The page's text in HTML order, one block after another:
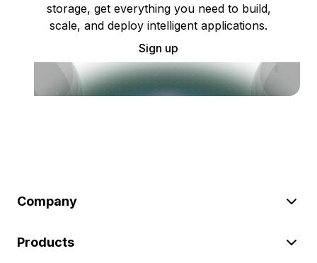
storage, get everything you need to build,
scale, and deploy intelligent applications.
Sign up
Company
Products